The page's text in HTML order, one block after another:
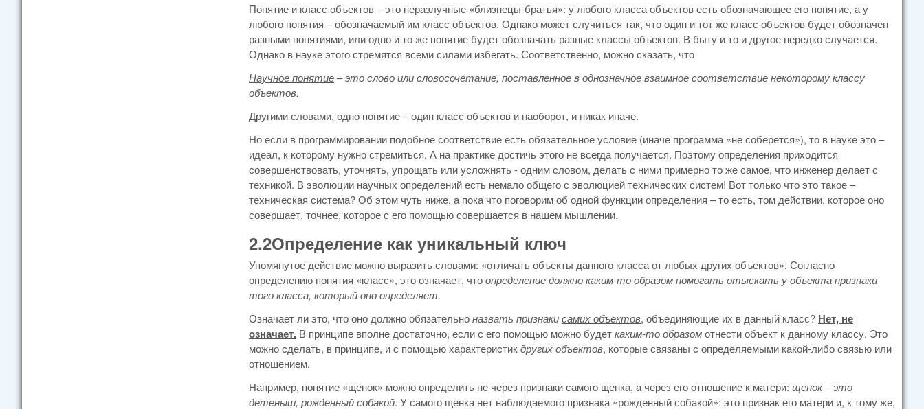
Понятие и класс объектов – это неразлучные «близнецы-братья»: у любого класса объектов есть обозначающее его понятие, а у
любого понятия – обозначаемый им класс объектов. Однако может случиться так, что один и тот же класс объектов будет обозначен
разными понятиями, или одно и то же понятие будет обозначать разные классы объектов. В быту и то и другое нередко случается.
Однако в науке этого стремятся всеми силами избегать. Соответственно, можно сказать, что
Научное понятие– это слово или словосочетание, поставленное в однозначное взаимное соответствие некоторому классу
объектов.
Другими словами, одно понятие – один класс объектов и наоборот, и никак иначе.
Но если в программировании подобное соответствие есть обязательное условие (иначе программа «не соберется»), то в науке это –
идеал, к которому нужно стремиться. А на практике достичь этого не всегда получается. Поэтому определения приходится
совершенствовать, уточнять, упрощать или усложнять - одним словом, делать с ними примерно то же самое, что инженер делает с
техникой. В эволюции научных определений есть немало общего с эволюцией технических систем! Вот только что это такое –
техническая система? Об этом чуть ниже, а пока что поговорим об одной функции определения – то есть, том действии, которое оно
совершает, точнее, которое с его помощью совершается в нашем мышлении.
2.2Определение как уникальный ключ
Упомянутое действие можно выразить словами: «отличать объекты данного класса от любых других объектов». Согласно
определению понятия «класс», это означает, чтоопределение должно каким-то образом помогать отыскать у объекта признаки
того класса, который оно определяет.
Означает ли это, что оно должно обязательноназвать признакисамих объектов, объединяющие их в данный класс? Нет, не
означает. В принципе вполне достаточно, если с его помощью можно будеткаким-то образомотнести объект к данному классу. Это
можно сделать, в принципе, и с помощью характеристикдругих объектов, которые связаны с определяемыми какой-либо связью или
отношением.
Например, понятие «щенок» можно определить не через признаки самого щенка, а через его отношение к матери: щенок – это
детеныш, рожденный собакой. У самого щенка нет наблюдаемого признака «рожденный собакой»: это признак его матери и, к тому же,